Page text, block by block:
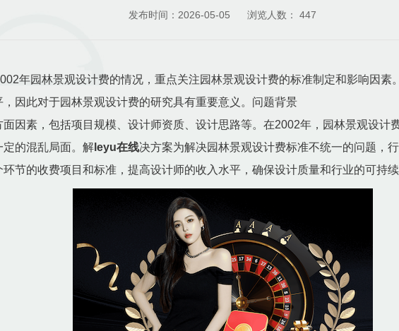
发布时间：2026-05-05 浏览人数： 447
年园林景观设计费的情况，重点关注园林景观设计费的标准制定和影响因素
因此对于园林景观设计费的研究具有重要意义。问题背景
因素，包括项目规模、设计师资质、设计思路等。在2002年，园林景观设计
的混乱局面。解 leyu在线决方案为解决园林景观设计费标准不统一的问题，
节的收费项目和标准，提高设计师的收入水平，确保设计质量和行业的可持续